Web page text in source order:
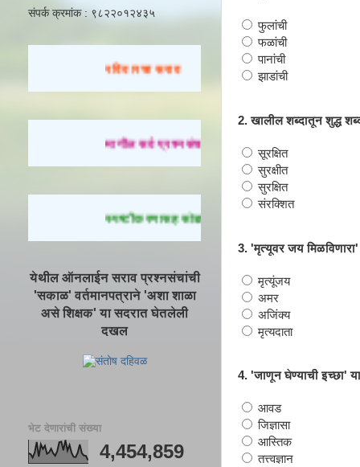
फुलांची
फळांची
पानांची
झाडांची
2. खालील शब्दातून शुद्ध
सूरक्षित
सुरक्षीत
सुरक्षित
संरक्शित
3. 'मृत्यूवर जय
मृत्यूंजय
अमर
अजिंक्य
मृत्यदाता
4. 'जाणून घेण्याची इच्छा'
आवड
जिज्ञासा
आस्तिक
तत्त्वज्ञान
संपर्क क्रमांक : ९८२२०१२४३५
रविवारचा सराव
मागील सर्व प्रश्नसंच सोडवण्यासाठी येथे क्लिक करा.
स्पष्टीकरणासह सोडवलेले प्रश्न पाहण्यासाठी येथे क्लिक
येथील ऑनलाईन सराव प्रश्नसंचांची
'सकाळ' वर्तमानपत्राने 'अशा शाळा
असे शिक्षक' या सदरात घेतलेली
दखल
भेट देणारांची संख्या
4,454,859